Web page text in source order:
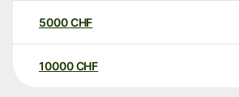
5000CHF
10000 CHF